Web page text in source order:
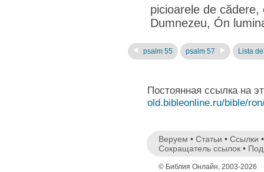
picioarele de
Dumnezeu, Ón
psalm 55 psalm 57 Lista
Постоянная ссылка на
old.bibleonline.ru/bible/
Веруем • Статьи • Ссылки
Сокращатель ссылок •
© Библия Онлайн, 2003-2026